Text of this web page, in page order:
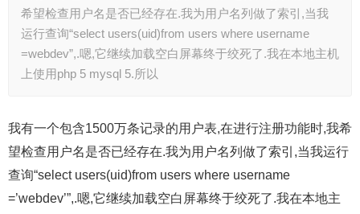
希望检查用户名是否已经存在.我为用户名列做了索引,当我
运行查询“select users(uid)from users where username
=webdev”,.嗯,它继续加载空白屏幕终于绞死了.我在本地主机
上使用php 5 mysql 5.所以
我有一个包含1500万条记录的用户表,在进行注册功能时,我希
望检查用户名是否已经存在.我为用户名列做了索引,当我运行
查询“select users(uid)from users where username
=’webdev’”,.嗯,它继续加载空白屏幕终于绞死了.我在本地主